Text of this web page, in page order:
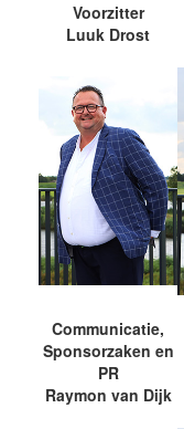
Voorzitter
Luuk Drost
Communicatie,
Sponsorzaken en
PR
Raymon van Dijk